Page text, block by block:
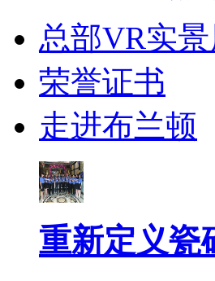
总部VR实
荣誉证书
走进布兰顿
重新定义瓷